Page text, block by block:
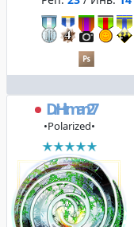
DrHitman27
•Polarized•